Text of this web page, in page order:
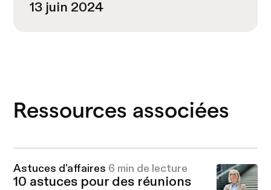
13 juin 2024
Ressources associées
Astuces d'affaires 6 min de lecture
10 astuces pour des réunions